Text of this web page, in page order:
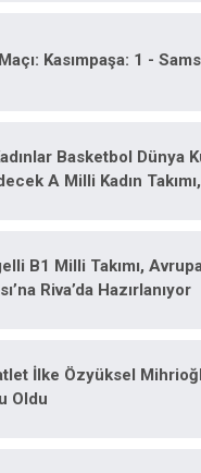
Kasımpaşa: 1 -
Basketbol Dünya
A Milli Kadın Takımı,
B1 Milli Takımı,
Riva’da Hazırlanıyor
İlke Özyüksel
Oldu